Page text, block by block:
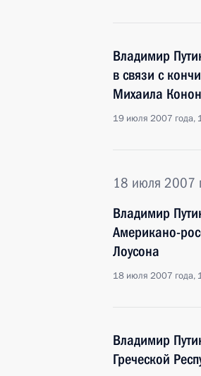
Владимир
в связи с
Михаила
19 июля 2007 года,
18 июля 2007
Владимир
Американо-
Лоусона
18 июля 2007 года,
Владимир
Греческой